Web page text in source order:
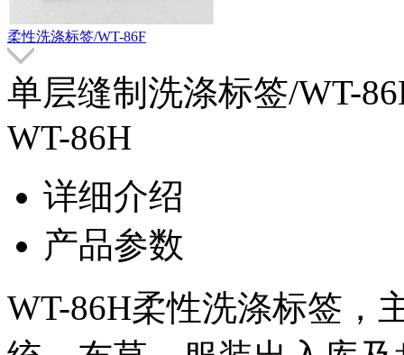
柔性洗涤标签/WT-86F
单层缝制洗涤标签/WT-
WT-86H
详细介绍
产品参数
WT-86H柔性洗涤标签，